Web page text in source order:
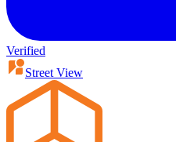
Verified
Street View